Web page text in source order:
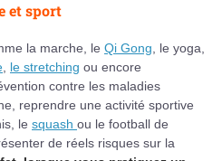
et sport
la marche, le Qi Gong , le yoga,
le stretching ou encore
contre les maladies
reprendre une activité sportive
le squash ou le football de
de réels risques sur la